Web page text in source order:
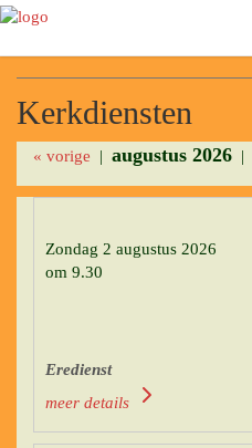
Kerkdiensten
« vorige | augustus 2026 |
Zondag 2 augustus 2026
om 9.30
Eredienst
meer details